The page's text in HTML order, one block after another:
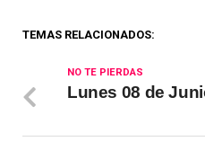
TEMAS RELACIONADOS:
NO TE PIERDAS
Lunes 08 de